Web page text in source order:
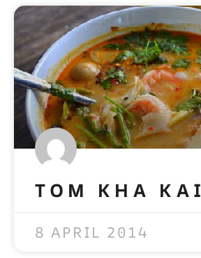
TOM KHA KAI
8 APRIL 2014